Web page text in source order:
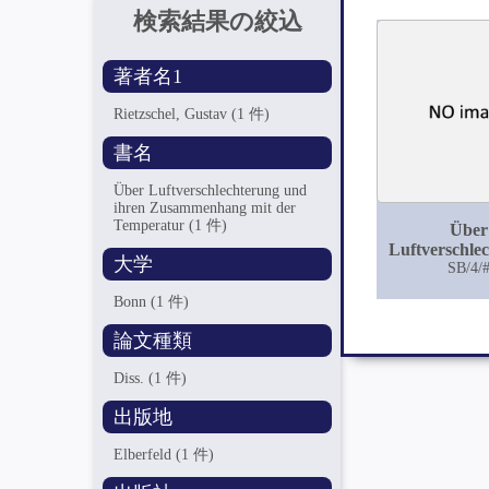
検索結果の絞込
著者名1
Rietzschel, Gustav(1 件)
書名
Über Luftverschlechterung und
ihren Zusammenhang mit der
Temperatur(1 件)
大学
Bonn(1 件)
論文種類
Diss.(1 件)
出版地
Elberfeld(1 件)
Über
und
SB/4/#